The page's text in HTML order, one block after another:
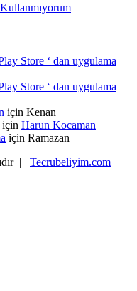
Store ‘ dan uygulama
Store ‘ dan uygulama
için Kenan
için Harun Kocaman
için Ramazan
| Tecrubeliyim.com